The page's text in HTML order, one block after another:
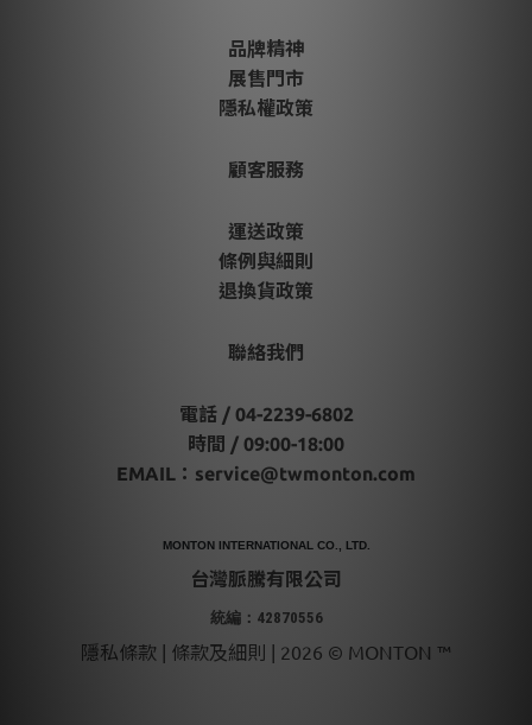
品牌精神
展售門市
隱私權政策
顧客服務
運送政策
條例與細則
退換貨政策
聯絡我們
電話 / 04-2239-6802
時間 / 09:00-18:00
EMAIL： service@twmonton.com
MONTON INTERNATIONAL CO., LTD.
台灣脈騰有限公司
統編：42870556
隱私條款 | 條款及細則 | 2026 © MONTON ™